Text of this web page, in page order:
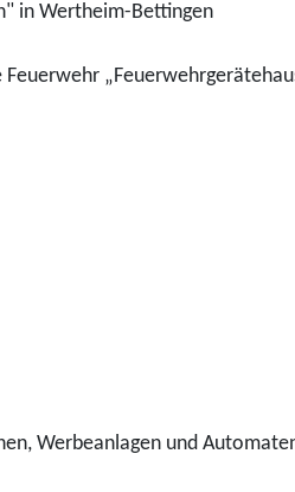
in Wertheim-Bettingen
Werbeanlagen und